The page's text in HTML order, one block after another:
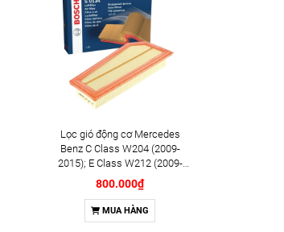
Lọc gió động cơ Mercedes
Benz C Class W204 (2009-
2015); E Class W212 (2009-
2016); SLK (2011-2015) chính
hãng Bosch (F026400134)
800.000₫
MUA HÀNG